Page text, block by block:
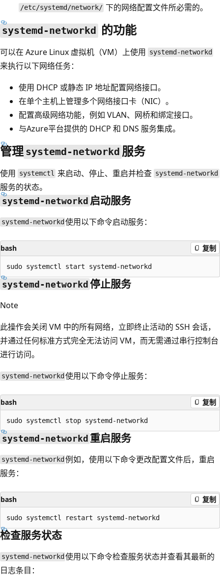
/etc/systemd/network/ 下的网络配置文件所必需的。
systemd-networkd 的功能
可以在 Azure Linux 虚拟机（VM）上使用 systemd-networkd
来执行以下网络任务：
使用 DHCP 或静态 IP 地址配置网络接口。
在单个主机上管理多个网络接口卡（NIC）。
配置高级网络功能，例如 VLAN、网桥和绑定接口。
与Azure平台提供的 DHCP 和 DNS 服务集成。
管理 systemd-networkd 服务
使用 systemctl 来启动、停止、重启并检查 systemd-networkd
服务的状态。
systemd-networkd 启动服务
systemd-networkd 使用以下命令启动服务：
bash 复制
systemd-networkd停止服务
Note
此操作会关闭 VM 中的所有网络，立即终止活动的 SSH 会话，
并通过任何标准方式完全无法访问 VM，而无需通过串行控制台
进行访问。
systemd-networkd 使用以下命令停止服务：
bash 复制
systemd-networkd 重启服务
systemd-networkd 例如，使用以下命令更改配置文件后，重启
服务：
bash 复制
检查服务状态
systemd-networkd 使用以下命令检查服务状态并查看其最新的
日志条目：